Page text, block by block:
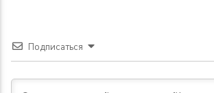
Подписаться